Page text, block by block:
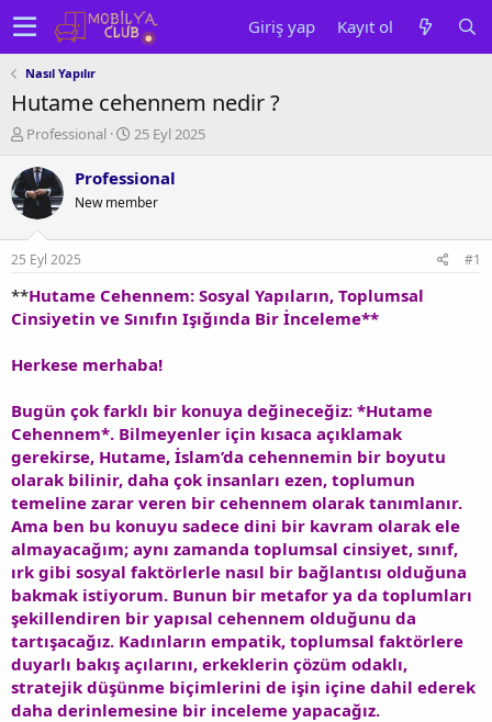
Giriş yap Kayıt ol
Nasıl Yapılır
Hutame cehennem nedir ?
K
n
u
y
b
a
ş
l
a
a
Professional
B
ş
a
ç
a
i
i
25 Eyl 2025
Professional
New member
25 Eyl 2025 #1
**Hutame Cehennem: Sosyal Yapıların, Toplumsal
Cinsiyetin ve Sınıfın Işığında Bir İnceleme**
Herkese merhaba!
Bugün çok farklı bir konuya değineceğiz: *Hutame
Cehennem*. Bilmeyenler için kısaca açıklamak
gerekirse, Hutame, İslam’da cehennemin bir boyutu
olarak bilinir, daha çok insanları ezen, toplumun
temeline zarar veren bir cehennem olarak tanımlanır.
Ama ben bu konuyu sadece dini bir kavram olarak ele
almayacağım; aynı zamanda toplumsal cinsiyet, sınıf,
ırk gibi sosyal faktörlerle nasıl bir bağlantısı olduğuna
bakmak istiyorum. Bunun bir metafor ya da toplumları
şekillendiren bir yapısal cehennem olduğunu da
tartışacağız. Kadınların empatik, toplumsal faktörlere
duyarlı bakış açılarını, erkeklerin çözüm odaklı,
stratejik düşünme biçimlerini de işin içine dahil ederek
daha derinlemesine bir inceleme yapacağız.